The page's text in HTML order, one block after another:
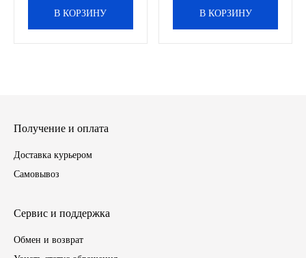
Материалы для ремонта
Свечи
В КОРЗИНУ В КОРЗИНУ
Получение и оплата
Доставка курьером
Самовывоз
Сервис и поддержка
Обмен и возврат